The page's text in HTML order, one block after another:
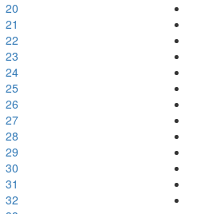
20
21
22
23
24
25
26
27
28
29
30
31
32